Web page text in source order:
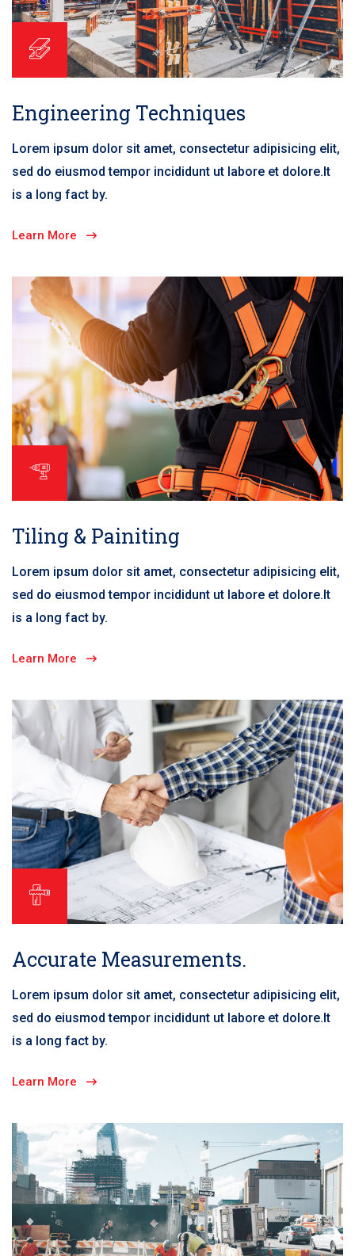
Engineering Techniques
Lorem ipsum dolor sit amet, consectetur adipisicing elit,
sed do eiusmod tempor incididunt ut labore et dolore.It
is a long fact by.
Learn More
Tiling & Painiting
Lorem ipsum dolor sit amet, consectetur adipisicing elit,
sed do eiusmod tempor incididunt ut labore et dolore.It
is a long fact by.
Learn More
Accurate Measurements.
Lorem ipsum dolor sit amet, consectetur adipisicing elit,
sed do eiusmod tempor incididunt ut labore et dolore.It
is a long fact by.
Learn More